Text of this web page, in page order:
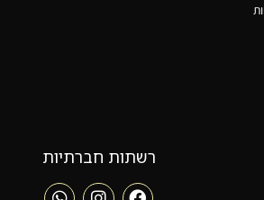
רשתות חברתיות